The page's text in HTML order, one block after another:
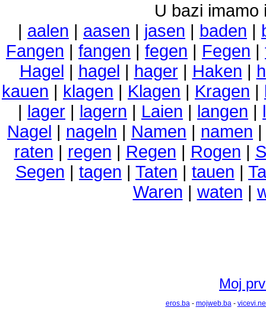
U bazi imamo
| aalen | aasen | jasen | baden |
Fangen | fangen | fegen | Fegen |
Hagel | hagel | hager| Haken |
kauen | klagen | Klagen | Kragen |
| lager | lagern | Laien | langen |
Nagel | nageln | Namen | namen
raten | regen | Regen | Rogen |
Segen | tagen | Taten | tauen |
Waren | waten |
Moj
eros.ba- mojweb.ba-